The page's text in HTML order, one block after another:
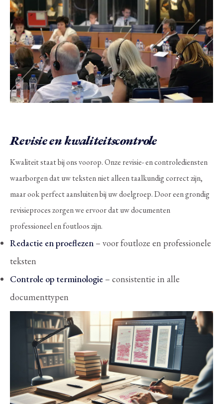
Revisie en kwaliteitscontrole
Kwaliteit staat bij ons voorop. Onze revisie- en controlediensten
waarborgen dat uw teksten niet alleen taalkundig correct zijn,
maar ook perfect aansluiten bij uw doelgroep. Door een grondig
revisieproces zorgen we ervoor dat uw documenten
professioneel en foutloos zijn.
Redactie en proeflezen – voor foutloze en professionele
teksten
Controle op terminologie – consistentie in alle
documenttypen